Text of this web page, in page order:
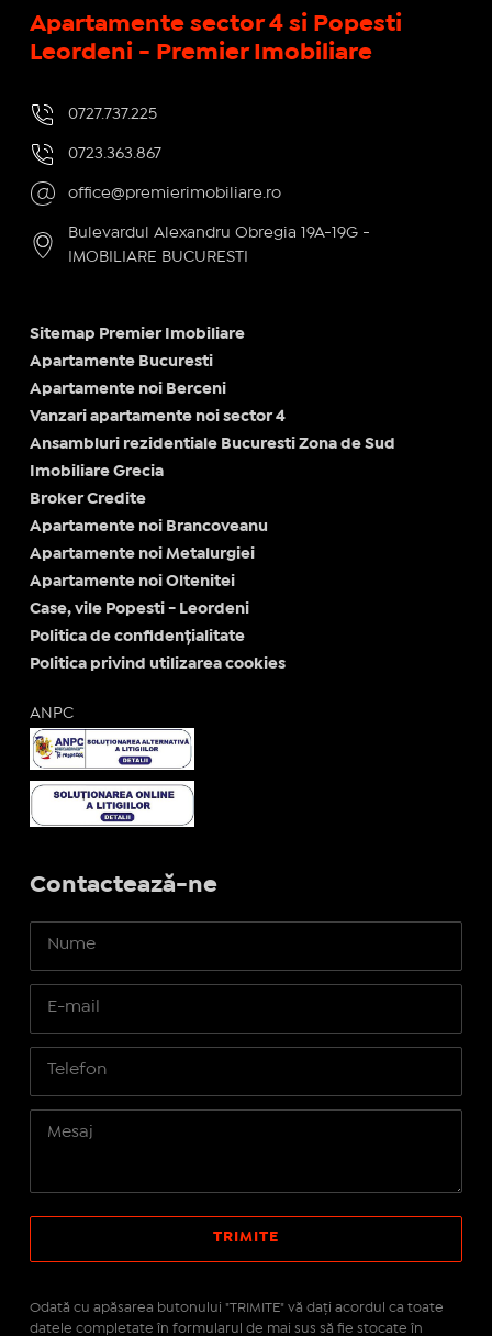
Apartamente sector 4 si Popesti
Leordeni - Premier Imobiliare
0727.737.225
0723.363.867
office@premierimobiliare.ro
Bulevardul Alexandru Obregia 19A-19G -
IMOBILIARE BUCURESTI
Sitemap Premier Imobiliare
Apartamente Bucuresti
Apartamente noi Berceni
Vanzari apartamente noi sector 4
Ansambluri rezidentiale Bucuresti Zona de Sud
Imobiliare Grecia
Broker Credite
Apartamente noi Brancoveanu
Apartamente noi Metalurgiei
Apartamente noi Oltenitei
Case, vile Popesti - Leordeni
Politica de confidențialitate
Politica privind utilizarea cookies
ANPC
Contactează-ne
Odată cu apăsarea butonului "TRIMITE" vă daţi acordul ca toate
datele completate în formularul de mai sus să fie stocate în